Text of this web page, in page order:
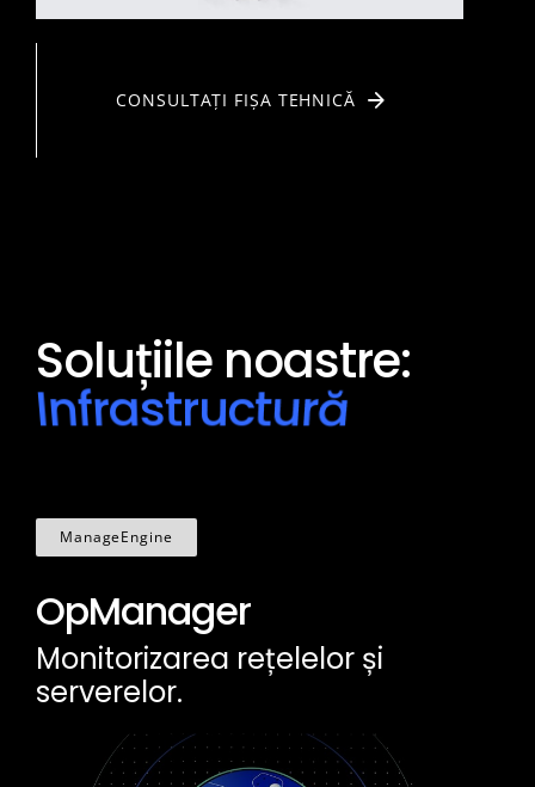
CONSULTAȚI FIȘA TEHNICĂ
Soluțiile noastre:
ManageEngine
OpManager
Monitorizarea rețelelor și
serverelor.